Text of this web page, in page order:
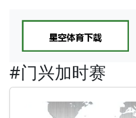
#门兴加时赛